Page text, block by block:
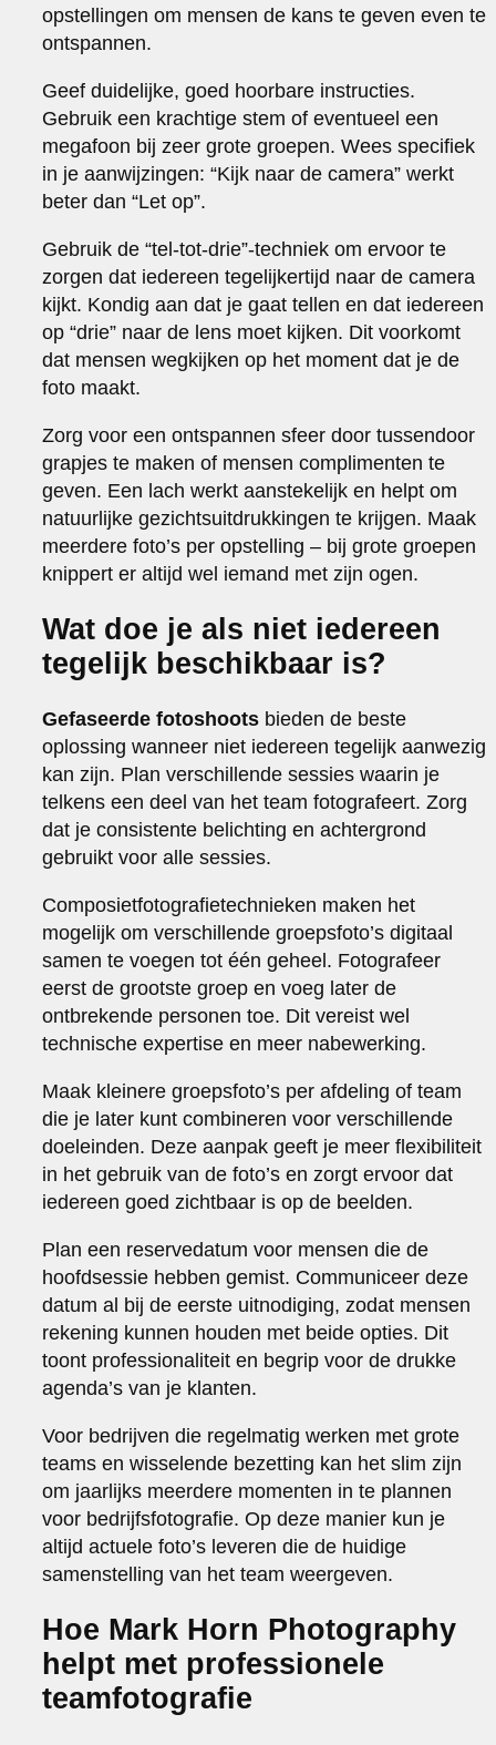
opstellingen om mensen de kans te geven even te
ontspannen.
Geef duidelijke, goed hoorbare instructies.
Gebruik een krachtige stem of eventueel een
megafoon bij zeer grote groepen. Wees specifiek
in je aanwijzingen: “Kijk naar de camera” werkt
beter dan “Let op”.
Gebruik de “tel-tot-drie”-techniek om ervoor te
zorgen dat iedereen tegelijkertijd naar de camera
kijkt. Kondig aan dat je gaat tellen en dat iedereen
op “drie” naar de lens moet kijken. Dit voorkomt
dat mensen wegkijken op het moment dat je de
foto maakt.
Zorg voor een ontspannen sfeer door tussendoor
grapjes te maken of mensen complimenten te
geven. Een lach werkt aanstekelijk en helpt om
natuurlijke gezichtsuitdrukkingen te krijgen. Maak
meerdere foto’s per opstelling – bij grote groepen
knippert er altijd wel iemand met zijn ogen.
Wat doe je als niet iedereen
tegelijk beschikbaar is?
Gefaseerde fotoshoots bieden de beste
oplossing wanneer niet iedereen tegelijk aanwezig
kan zijn. Plan verschillende sessies waarin je
telkens een deel van het team fotografeert. Zorg
dat je consistente belichting en achtergrond
gebruikt voor alle sessies.
Composietfotografietechnieken maken het
mogelijk om verschillende groepsfoto’s digitaal
samen te voegen tot één geheel. Fotografeer
eerst de grootste groep en voeg later de
ontbrekende personen toe. Dit vereist wel
technische expertise en meer nabewerking.
Maak kleinere groepsfoto’s per afdeling of team
die je later kunt combineren voor verschillende
doeleinden. Deze aanpak geeft je meer flexibiliteit
in het gebruik van de foto’s en zorgt ervoor dat
iedereen goed zichtbaar is op de beelden.
Plan een reservedatum voor mensen die de
hoofdsessie hebben gemist. Communiceer deze
datum al bij de eerste uitnodiging, zodat mensen
rekening kunnen houden met beide opties. Dit
toont professionaliteit en begrip voor de drukke
agenda’s van je klanten.
Voor bedrijven die regelmatig werken met grote
teams en wisselende bezetting kan het slim zijn
om jaarlijks meerdere momenten in te plannen
voor bedrijfsfotografie. Op deze manier kun je
altijd actuele foto’s leveren die de huidige
samenstelling van het team weergeven.
Hoe Mark Horn Photography
helpt met professionele
teamfotografie